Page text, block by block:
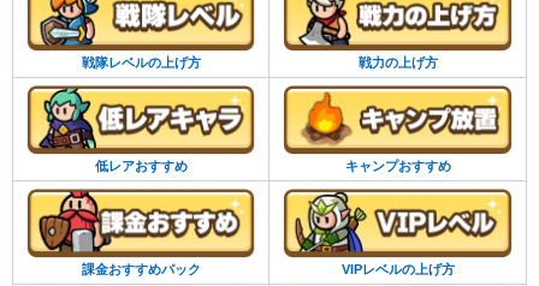
戦隊レベルの上げ方 戦力の上げ方
低レアおすすめ キャンプおすすめ
課金おすすめパック VIPレベルの上げ方